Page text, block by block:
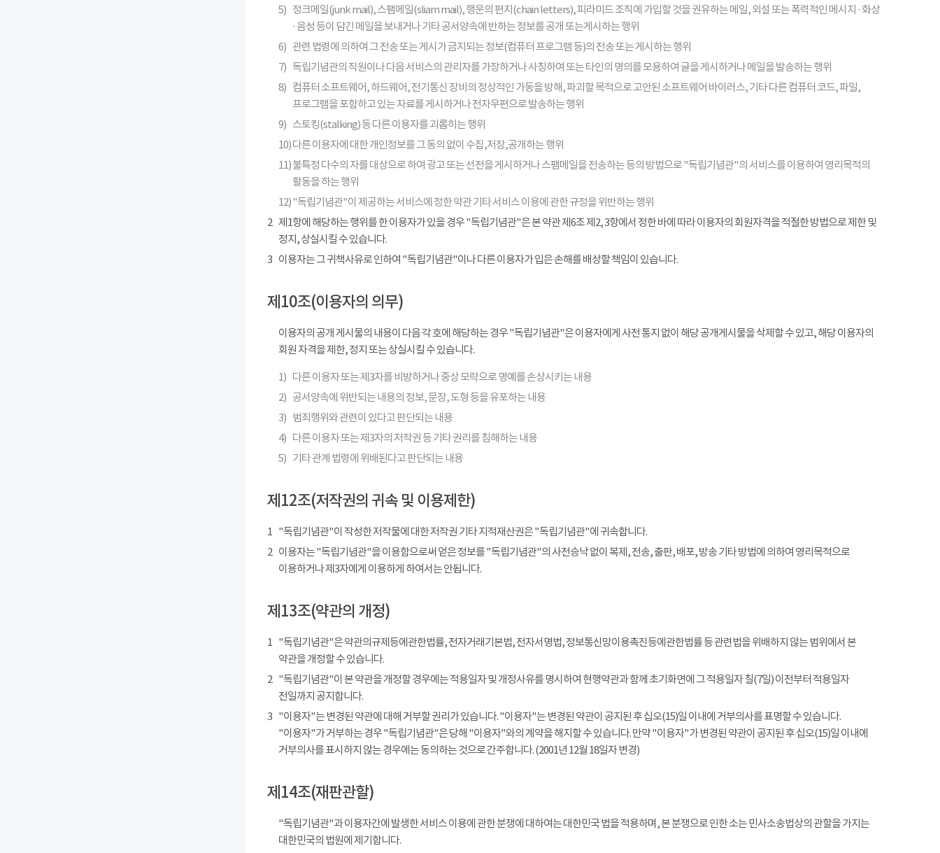
5) 정크메일(junk mail), 스팸메일(sliam mail), 행운의 편지(chain letters), 피라미드 조직에 가입할 것을 권유하는 메일, 외설 또는 폭력적인 메시지 · 화상
· 음성 등이 담긴 메일을 보내거나 기타 공서양속에 반하는 정보를 공개 또는게시하는 행위
6) 관련 법령에 의하여 그 전송 또는 게시가 금지되는 정보(컴퓨터 프로그램 등)의 전송 또는 게시하는 행위
7) 독립기념관의 직원이나 다음 서비스의 관리자를 가장하거나 사칭하여 또는 타인의 명의를 모용하여 글을 게시하거나 메일을 발송하는 행위
8) 컴퓨터 소프트웨어, 하드웨어, 전기통신 장비의 정상적인 가동을 방해, 파괴할 목적으로 고안된 소프트웨어 바이러스, 기타 다른 컴퓨터 코드, 파일,
프로그램을 포함하고 있는 자료를 게시하거나 전자우편으로 발송하는 행위
9) 스토킹(stalking) 등 다른 이용자를 괴롭히는 행위
10)다른 이용자에 대한 개인정보를 그 동의 없이 수집,저장,공개하는 행위
11)불특정 다수의 자를 대상으로 하여 광고 또는 선전을 게시하거나 스팸메일을 전송하는 등의 방법으로 "독립기념관"의 서비스를 이용하여 영리목적의
활동을 하는 행위
12)"독립기념관"이 제공하는 서비스에 정한 약관 기타 서비스 이용에 관한 규정을 위반하는 행위
2 제1항에 해당하는 행위를 한 이용자가 있을 경우 "독립기념관"은 본 약관 제6조 제2, 3항에서 정한 바에 따라 이용자의 회원자격을 적절한 방법으로 제한 및
정지, 상실시킬 수 있습니다.
3 이용자는 그 귀책사유로 인하여 "독립기념관"이나 다른 이용자가 입은 손해를 배상할 책임이 있습니다.
제10조(이용자의 의무)
이용자의 공개 게시물의 내용이 다음 각 호에 해당하는 경우 "독립기념관"은 이용자에게 사전 통지 없이 해당 공개게시물을 삭제할 수 있고, 해당 이용자의
회원 자격을 제한, 정지 또는 상실시킬 수 있습니다.
1) 다른 이용자 또는 제3자를 비방하거나 중상 모략으로 명예를 손상시키는 내용
2) 공서양속에 위반되는 내용의 정보, 문장, 도형 등을 유포하는 내용
3)
범죄행위와 관련이 있다고 판단되는 내용
4) 다른 이용자 또는 제3자의 저작권 등 기타 권리를 침해하는 내용
5) 기타 관계 법령에 위배된다고 판단되는 내용
제12조(저작권의 귀속 및 이용제한)
1 "독립기념관"이 작성한 저작물에 대한 저작권 기타 지적재산권은 "독립기념관"에 귀속합니다.
2 이용자는 "독립기념관"을 이용함으로써 얻은 정보를 "독립기념관"의 사전승낙 없이 복제, 전송, 출판, 배포, 방송 기타 방법에 의하여 영리목적으로
이용하거나 제3자에게 이용하게 하여서는 안됩니다.
제13조(약관의 개정)
1 "독립기념관"은 약관의규제등에관한법률, 전자거래기본법, 전자서명법, 정보통신망이용촉진등에관한법률 등 관련법을 위배하지 않는 범위에서 본
약관을 개정할 수 있습니다.
2 "독립기념관"이 본 약관을 개정할 경우에는 적용일자 및 개정사유를 명시하여 현행약관과 함께 초기화면에 그 적용일자 칠(7일) 이전부터 적용일자
전일까지 공지합니다.
3 "이용자"는 변경된 약관에 대해 거부할 권리가 있습니다. "이용자"는 변경된 약관이 공지된 후 십오(15)일 이내에 거부의사를 표명할 수 있습니다.
"이용자"가 거부하는 경우 "독립기념관"은 당해 "이용자"와의 계약을 해지할 수 있습니다. 만약 "이용자"가 변경된 약관이 공지된 후 십오(15)일 이내에
거부의사를 표시하지 않는 경우에는 동의하는 것으로 간주합니다. (2001년 12월 18일자 변경)
제14조(재판관할)
"독립기념관"과 이용자간에 발생한 서비스 이용에 관한 분쟁에 대하여는 대한민국 법을 적용하며, 본 분쟁으로 인한 소는 민사소송법상의 관할을 가지는
대한민국의 법원에 제기합니다.